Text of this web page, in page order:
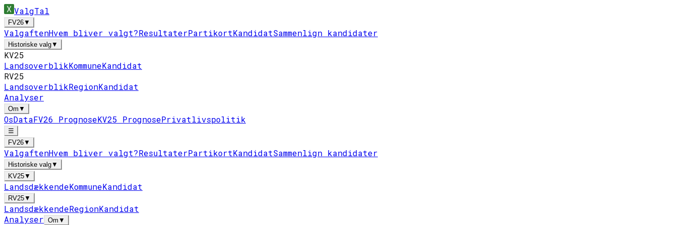
ValgTal
FV26▼
ValgaftenHvem bliver valgt?ResultaterPartikortKandidatSammenlign kandidater
Historiske valg▼
KV25
LandsoverblikKommuneKandidat
RV25
LandsoverblikRegionKandidat
Analyser
Om ▼
OsDataFV26 PrognoseKV25 PrognosePrivatlivspolitik
☰
FV26▼
ValgaftenHvem bliver valgt?ResultaterPartikortKandidatSammenlign kandidater
Historiske valg▼
KV25▼
LandsdækkendeKommuneKandidat
RV25▼
LandsdækkendeRegionKandidat
Analyser Om ▼